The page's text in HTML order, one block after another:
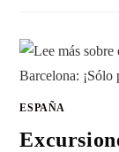
ESPAÑA